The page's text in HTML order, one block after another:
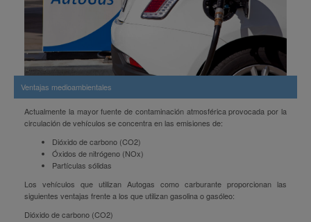
Ventajas medioambientales
Actualmente la mayor fuente de contaminación atmosférica provocada por la
circulación de vehículos se concentra en las emisiones de:
Dióxido de carbono (CO2)
Óxidos de nitrógeno (NOx)
Partículas sólidas
Los vehículos que utilizan Autogas como carburante proporcionan las
siguientes ventajas frente a los que utilizan gasolina o gasóleo:
Dióxido de carbono (CO2)